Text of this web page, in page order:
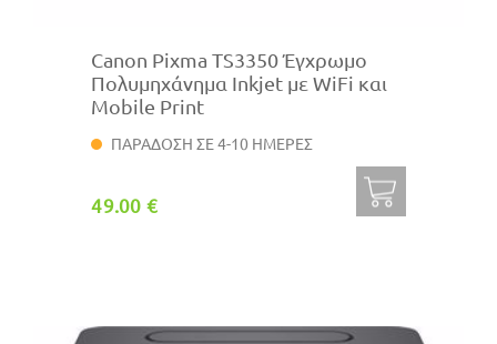
Canon Pixma TS3350 Έγχρωμο
Πολυμηχάνημα Inkjet με WiFi και
Mobile Print
ΠΑΡΑΔΟΣΗ ΣΕ 4-10 ΗΜΕΡΕΣ
49.00 €